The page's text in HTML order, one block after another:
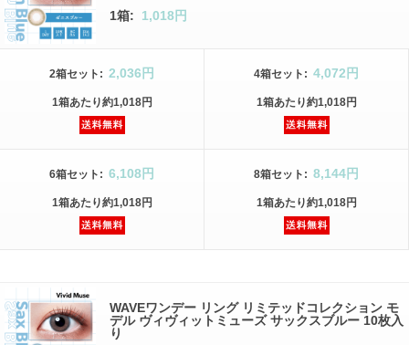
1箱: 1,018円
2箱セット : 2,036円
1箱あたり約1,018円
4箱セット : 4,072円
1箱あたり約1,018円
6箱セット : 6,108円
1箱あたり約1,018円
8箱セット : 8,144円
1箱あたり約1,018円
WAVEワンデー リング リミテッドコレクション モ
デル ヴィヴィットミューズ サックスブルー 10枚入
り